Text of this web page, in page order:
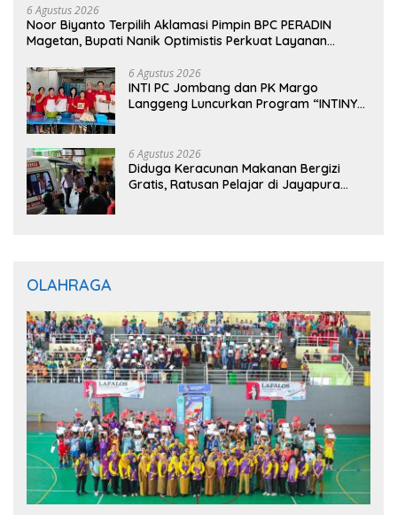
6 Agustus 2026
Noor Biyanto Terpilih Aklamasi Pimpin BPC PERADIN
Magetan, Bupati Nanik Optimistis Perkuat Layanan
6 Agustus 2026
INTI PC Jombang dan PK Margo
Langgeng Luncurkan Program “INTINYA
6 Agustus 2026
Diduga Keracunan Makanan Bergizi
Gratis, Ratusan Pelajar di Jayapura
OLAHRAGA